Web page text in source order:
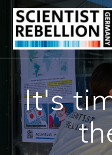
It's